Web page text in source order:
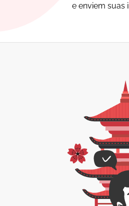
e enviem suas